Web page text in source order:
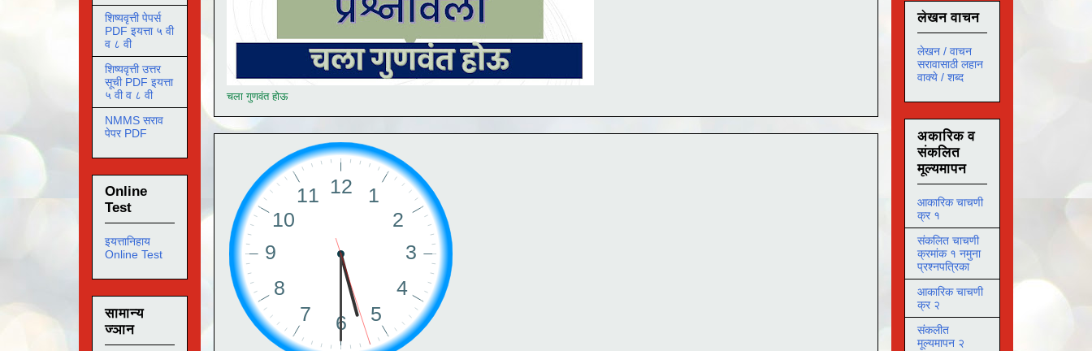
चला गुणवंत होऊ
शिष्यवृत्ती पेपर्स
PDF इयत्ता ५ वी
व ८ वी
शिष्यवृत्ती उत्तर
सूची PDF इयत्ता
५ वी व ८ वी
NMMS सराव
पेपर PDF
Online
Test
इयत्तानिहाय
Online Test
सामान्य
ज्ञान
लेखन वाचन
लेखन / वाचन
सरावासाठी लहान
वाक्ये / शब्द
अकारिक व
संकलित
मूल्यमापन
आकारिक चाचणी
क्र १
संकलित चाचणी
क्रमांक १ नमुना
प्रश्नपत्रिका
आकारिक चाचणी
क्र २
संकलीत
मूल्यमापन २